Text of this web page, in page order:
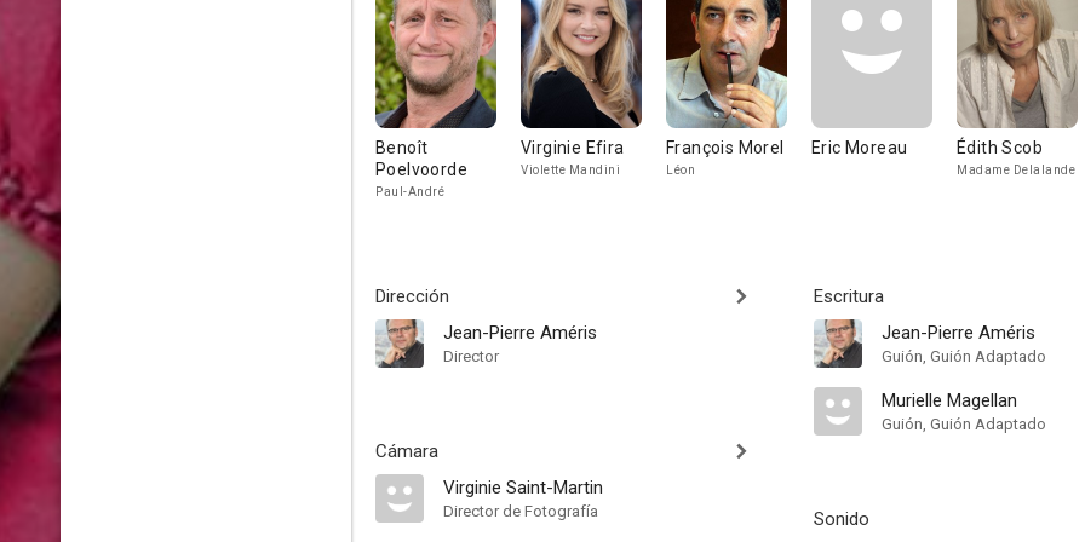
Benoît
Poelvoorde
Paul-André
Virginie Efira
Violette Mandini
François Morel
Léon
Eric Moreau Édith Scob
Madame Delalande
Dirección
Jean-Pierre Améris
Director
Cámara
Virginie Saint-Martin
Director de Fotografía
Escritura
Jean-Pierre Améris
Guión, Guión Adaptado
Murielle Magellan
Guión, Guión Adaptado
Sonido